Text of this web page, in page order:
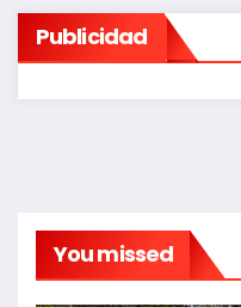
Publicidad
You missed